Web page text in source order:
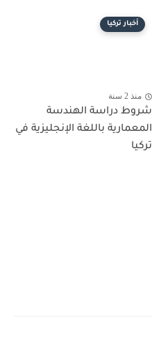
أخبار تركيا
منذ 2 سنة
شروط دراسة الهندسة
المعمارية باللغة الإنجليزية في
تركيا